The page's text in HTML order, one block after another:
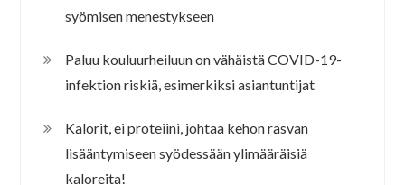
syömisen menestykseen
Paluu kouluurheiluun on vähäistä COVID-19-
infektion riskiä, esimerkiksi asiantuntijat
Kalorit, ei proteiini, johtaa kehon rasvan
lisääntymiseen syödessään ylimääräisiä
kaloreita!